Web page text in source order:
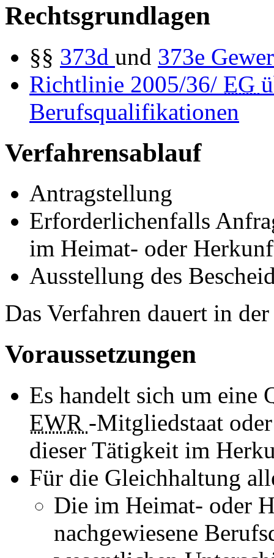
Rechtsgrundlagen
§§ 373d und 373e
Richtlinie 2005/36/ EG
Berufsqualifikationen
Verfahrensablauf
Antragstellung
Erforderlichenfalls
im Heimat- oder
Ausstellung des
Das Verfahren dauert in
Voraussetzungen
Es handelt sich um
EWR -Mitgliedstaat
dieser Tätigkeit im
Für die Gleichhaltung
Die im Heimat- oder
nachgewiesene